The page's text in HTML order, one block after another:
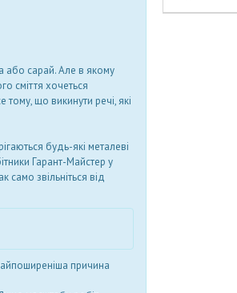
або сарай. Але в якому
сміття хочеться
що викинути речі, які
будь-які металеві
Гарант-Майстер у
само звільніться від
причина